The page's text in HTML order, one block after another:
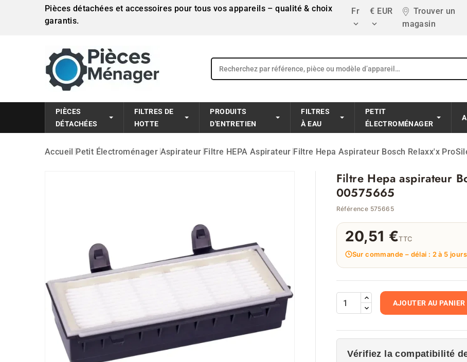
Pièces détachées et accessoires pour tous vos appareils – qualité & choix
garantis.
Fr

€ EUR

Trouver un
magasin
PIÈCES
DÉTACHÉES
FILTRES DE
HOTTE
PRODUITS
D'ENTRETIEN
FILTRES
À EAU
PETIT
ÉLECTROMÉNAGER
Accueil Petit Électroménager Aspirateur Filtre HEPA Aspirateur Filtre Hepa Aspirateur Bosch Relaxx'x
Filtre Hepa aspirateur
00575665
Référence 575665
20,51 €TTC
Sur commande – délai : 2 à 5 jours
AJOUTER AU PANIER
Vérifiez la compatibilité